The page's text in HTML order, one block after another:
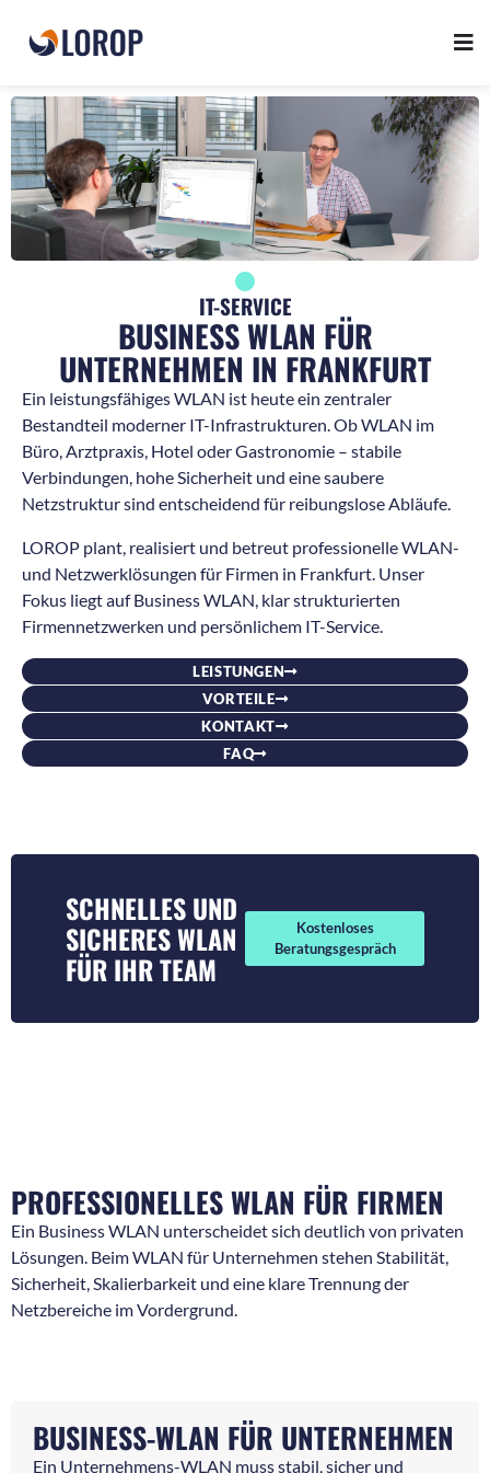
IT-SERVICE
BUSINESS WLAN FÜR
UNTERNEHMEN IN FRANKFURT
Ein leistungsfähiges WLAN ist heute ein zentraler
Bestandteil moderner IT-Infrastrukturen. Ob WLAN im
Büro, Arztpraxis, Hotel oder Gastronomie – stabile
Verbindungen, hohe Sicherheit und eine saubere
Netzstruktur sind entscheidend für reibungslose Abläufe.
LOROP plant, realisiert und betreut professionelle WLAN-
und Netzwerklösungen für Firmen in Frankfurt. Unser
Fokus liegt auf Business WLAN, klar strukturierten
Firmennetzwerken und persönlichem IT-Service.
LEISTUNGEN
VORTEILE
KONTAKT
FAQ
SCHNELLES UND
SICHERES WLAN
FÜR IHR TEAM
Kostenloses
Beratungsgespräch
PROFESSIONELLES WLAN FÜR FIRMEN
Ein Business WLAN unterscheidet sich deutlich von privaten
Lösungen. Beim WLAN für Unternehmen stehen Stabilität,
Sicherheit, Skalierbarkeit und eine klare Trennung der
Netzbereiche im Vordergrund.
BUSINESS-WLAN FÜR UNTERNEHMEN
Ein Unternehmens-WLAN muss stabil, sicher und